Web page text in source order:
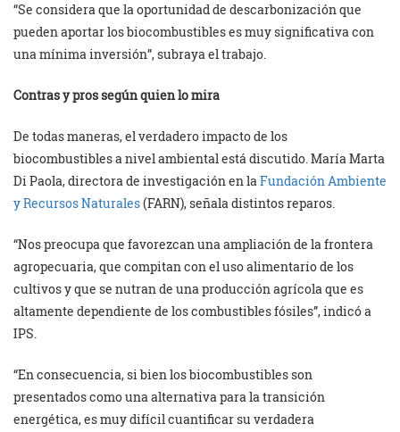
“Se considera que la oportunidad de descarbonización que
pueden aportar los biocombustibles es muy significativa con
una mínima inversión”, subraya el trabajo.
Contras y pros según quien lo mira
De todas maneras, el verdadero impacto de los
biocombustibles a nivel ambiental está discutido. María Marta
Di Paola, directora de investigación en laFundación Ambiente
y Recursos Naturales(FARN), señala distintos reparos.
“Nos preocupa que favorezcan una ampliación de la frontera
agropecuaria, que compitan con el uso alimentario de los
cultivos y que se nutran de una producción agrícola que es
altamente dependiente de los combustibles fósiles”, indicó a
IPS.
“En consecuencia, si bien los biocombustibles son
presentados como una alternativa para la transición
energética, es muy difícil cuantificar su verdadera